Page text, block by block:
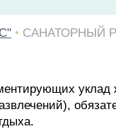
• САНАТОРНЫЙ
уклад